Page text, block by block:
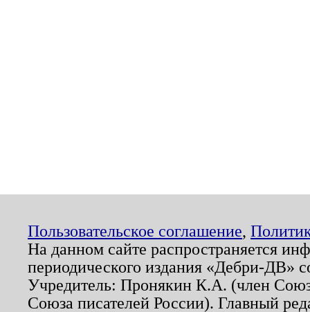
Пользовательское соглашение,
На данном сайте распространяется
периодического издания «Дебри-ДВ»
Учредитель: Пронякин К.А. (член
Союза писателей России). Главный